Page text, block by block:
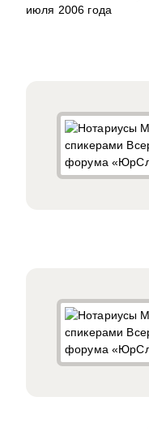
июля 2006 года